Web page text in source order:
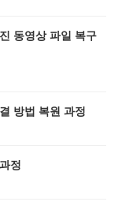
동영상 파일 복구
방법 복원 과정
정